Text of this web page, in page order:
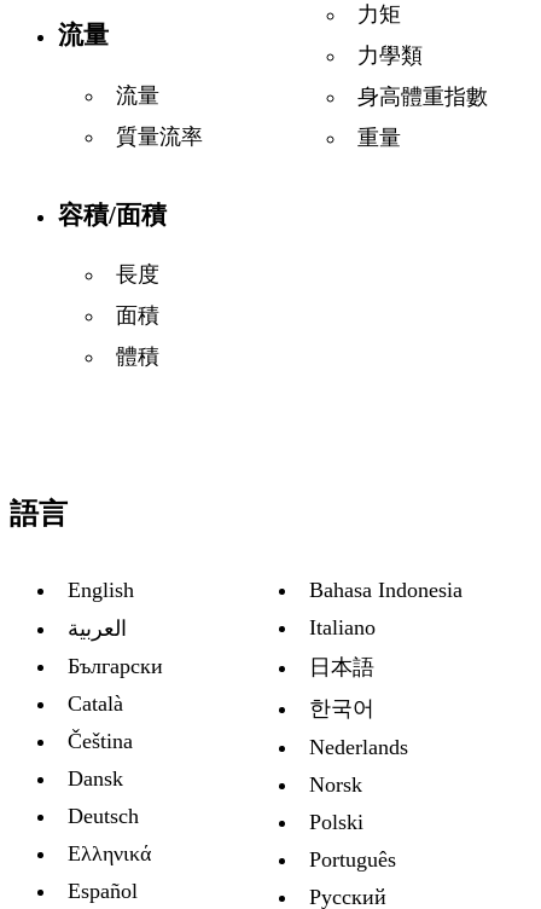
流量
流量
質量流率
容積/面積
長度
面積
體積
力矩
力學類
身高體重指數
重量
語言
English
العربية
Български
Català
Čeština
Dansk
Deutsch
Ελληνικά
Español
Bahasa Indonesia
Italiano
日本語
한국어
Nederlands
Norsk
Polski
Português
Русский